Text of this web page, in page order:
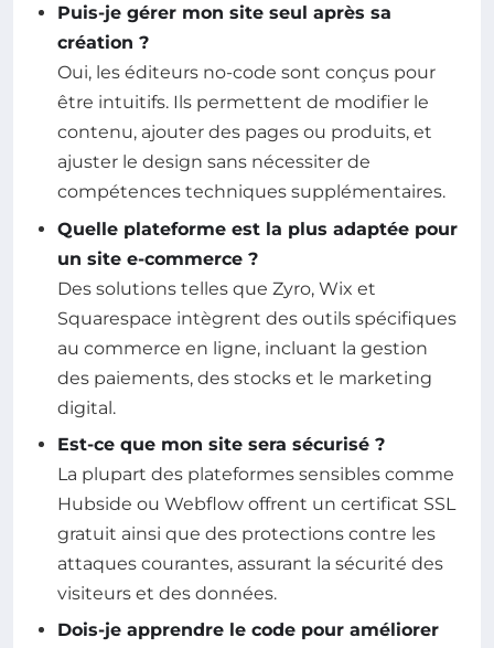
Puis-je gérer mon site seul après sa
création ?
Oui, les éditeurs no-code sont conçus pour
être intuitifs. Ils permettent de modifier le
contenu, ajouter des pages ou produits, et
ajuster le design sans nécessiter de
compétences techniques supplémentaires.
Quelle plateforme est la plus adaptée pour
un site e-commerce ?
Des solutions telles que Zyro, Wix et
Squarespace intègrent des outils spécifiques
au commerce en ligne, incluant la gestion
des paiements, des stocks et le marketing
digital.
Est-ce que mon site sera sécurisé ?
La plupart des plateformes sensibles comme
Hubside ou Webflow offrent un certificat SSL
gratuit ainsi que des protections contre les
attaques courantes, assurant la sécurité des
visiteurs et des données.
Dois-je apprendre le code pour améliorer